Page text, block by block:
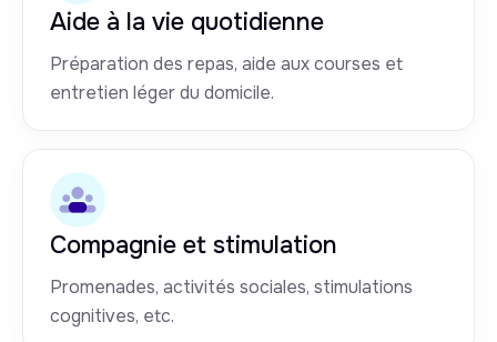
Aide à la vie quotidienne
Préparation des repas, aide aux courses et
entretien léger du domicile.
Compagnie et stimulation
Promenades, activités sociales, stimulations
cognitives, etc.